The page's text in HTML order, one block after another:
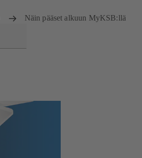
Näin pääset alkuun MyKSB:llä